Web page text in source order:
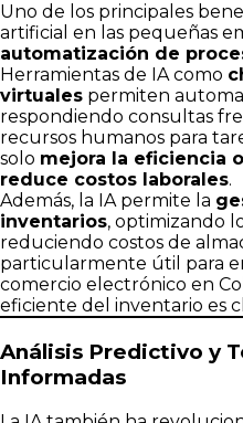
Uno de los principales
artificial en las pequeñas
automatización de
Herramientas de IA como
virtuales permiten
respondiendo consultas
recursos humanos para
solo mejora la eficiencia
reduce costos laborales.
Además, la IA permite la
inventarios, optimizando
reduciendo costos de
particularmente útil para
comercio electrónico en
eficiente del inventario es
Análisis Predictivo y
Informadas